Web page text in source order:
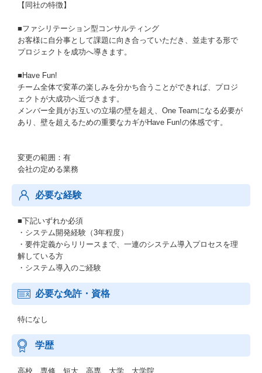
【同社の特徴】
■ファシリテーション型コンサルティング
お客様に自分事として課題に向き合っていただき、並走する形で
プロジェクトを成功へ導きます。
■Have Fun!
チーム全体で変革の楽しみを分かち合うことができれば、プロジ
ェクトが大成功へ近づきます。
メンバー全員がお互いの立場の壁を超え、One Teamになる必要が
あり、壁を超えるための重要なカギがHave Fun!の体感です。
変更の範囲：有
会社の定める業務
必要な経験
■下記いずれか必須
・システム開発経験（3年程度）
・要件定義からリリースまで、一連のシステム導入プロセスを理
解している方
・システム導入のご経験
必要な免許・資格
特になし
学歴
高校 専修 短大 高専 大学 大学院